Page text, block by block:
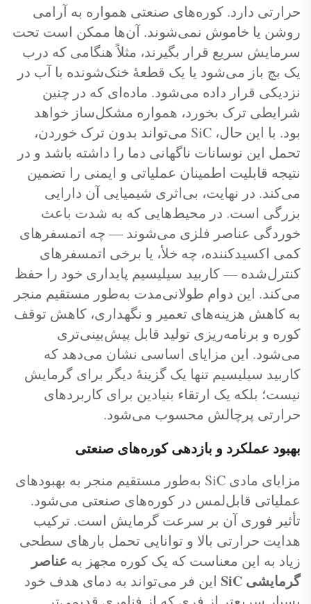
حرارتی دارد. کوره‌های صنعتی همواره به آرامی
روشن یا خاموش نمی‌شوند. آن‌ها ممکن است تحت
سرمایش سریع قرار بگیرند، مثلاً هنگامی که درب
یک بچ باز می‌شود یا یک قطعهٔ خنک‌شونده با آب در
نزدیکی قرار داده می‌شود. ماده‌ای که در چنین
شرایطی ترک بخورد، همواره مشکل‌ساز خواهد
بود. با این حال، SiC می‌تواند بدون ترک خوردن،
تحمل این نوسانات ناگهانی دما را داشته باشد و در
نتیجه قابلیت اطمینان عملیاتی و ایمنی را تضمین
می‌کند. در نهایت، بی‌اثری شیمیایی آن دارایی
بزرگی است. در محیط‌هایی که به شدت باعث
خوردگی عناصر فلزی می‌شوند — چه اتمسفرهای
کمی اکسیدکننده، چه خلأ، یا برخی اتمسفرهای
کنترل‌شده — کاربید سیلیسیم پایداری خود را حفظ
می‌کند. این دوام طولانی‌مدت به‌طور مستقیم منجر
به کاهش هزینه‌های تعمیر و نگهداری، کاهش توقف
کوره و برنامه‌ریزی تولید قابل پیش‌بینی‌تری
می‌شود. این مزایای اساسی نشان می‌دهد که
کاربید سیلیسیم تنها یک گزینهٔ دیگر برای گرمایش
نیست؛ بلکه یک ارتقاء بنیادین برای کاربردهای
حرارتی پرچالش محسوب می‌شود.
بهبود عملکرد و بازدهی کوره‌های صنعتی
مزایای مادی SiC به‌طور مستقیم منجر به بهبودهای
عملیاتی قابل‌لمس در کوره‌های صنعتی می‌شود.
تأثیر فوری آن بر سرعت گرمایش است. ترکیب
هدایت حرارتی بالا و توانایی تحمل بارهای سطحی
زیاد به این معناست که یک کوره مجهز به عناصر
گرمایشی SiC
این فر می‌تواند به دمای هدف خود